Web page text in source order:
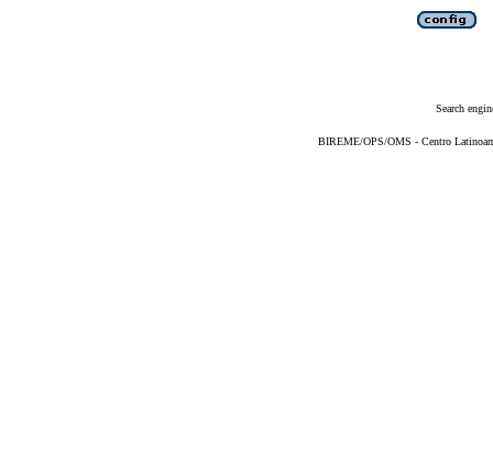
Search
BIREME/OPS/OMS - Centro